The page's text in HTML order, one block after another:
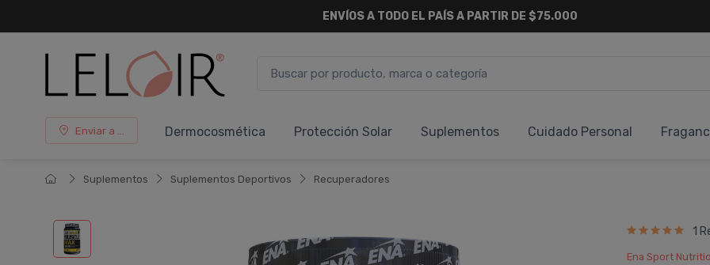
ENVÍOS A TODO EL PAÍS A PARTIR DE $75.000
Enviar a ... Dermocosmética Protección Solar Suplementos Cuidado Personal
Suplementos Suplementos Deportivos Recuperadores
1
Ena Sport